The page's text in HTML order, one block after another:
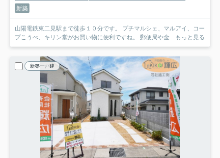
新築
山陽電鉄東二見駅まで徒歩１０分です。 プチマルシェ、マルアイ、コー
プこうべ、キリン堂がお買い物に便利ですね。 郵便局や金...
もっと見る
新築一戸建